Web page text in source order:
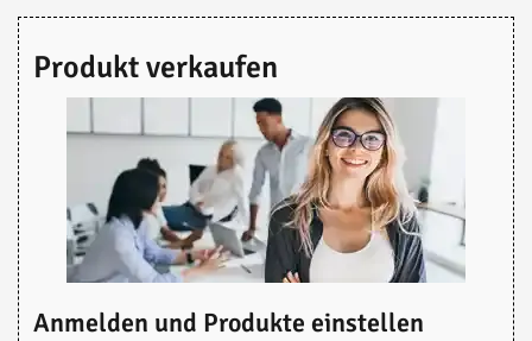
Produkt verkaufen
Anmelden und Produkte einstellen